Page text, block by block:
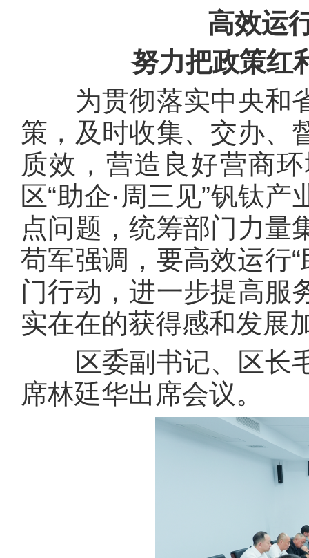
高效运
努力把政策红
为贯彻落实中央和省
策，及时收集、交办、
质效，营造良好营商
区“助企·周三见”钒钛
点问题，统筹部门力量
苟军强调，要高效运行
门行动，进一步提高服
实在在的获得感和发展
区委副书记、区长毛
席林廷华出席会议。